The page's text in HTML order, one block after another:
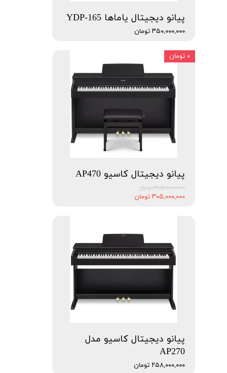
پیانو دیجیتال یاماها YDP-165
۳۵۰,۰۰۰,۰۰۰ تومان
پیانو دیجیتال کاسیو AP470
۳۰۵,۰۰۰,۰۰۰ تومان
۳۰۵,۰۰۰,۰۰۰ تومان
۰ تومان
پیانو دیجیتال کاسیو مدل
AP270
۲۵۸,۰۰۰,۰۰۰ تومان